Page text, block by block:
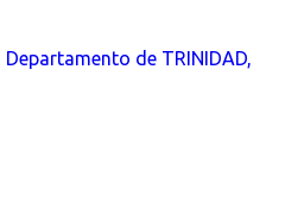
de TRINIDAD,